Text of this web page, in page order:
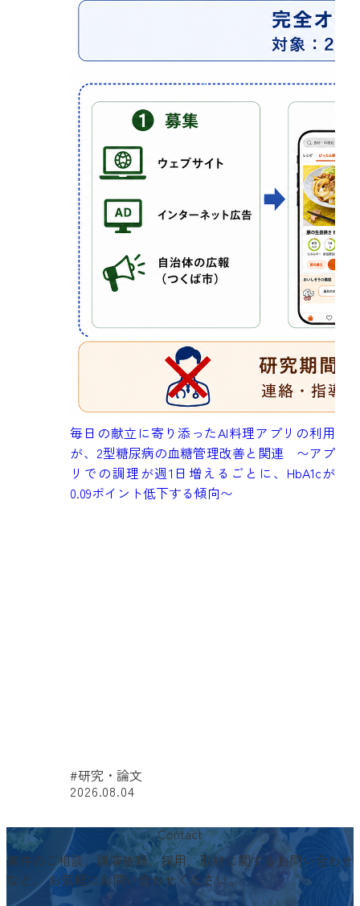
毎日の献立に寄り添ったAI料理アプリの利用
が、2型糖尿病の血糖管理改善と関連 〜アプ
リでの調理が週1日増えるごとに、HbA1cが
0.09ポイント低下する傾向〜
#研究・論文
2026.08.04
Contact
案件のご相談、講演依頼、採用、取材に関するお問い合わせ
など、お気軽にお問い合わせください。